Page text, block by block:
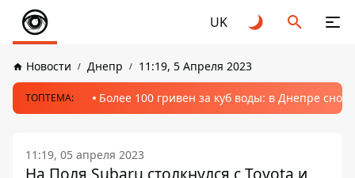
UK
Новости Днепр 11:19, 5 Апреля 2023
ТОПТЕМА: Более 100 гривен за куб воды: в Днепре
11:19, 05 апреля 2023
На Поля Subaru столкнулся с Toyota и